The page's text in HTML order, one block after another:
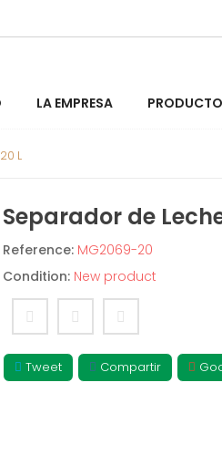
LA EMPRESA
L
Separador de
Reference: MG2069-20
Condition: New product
Tweet Compartir